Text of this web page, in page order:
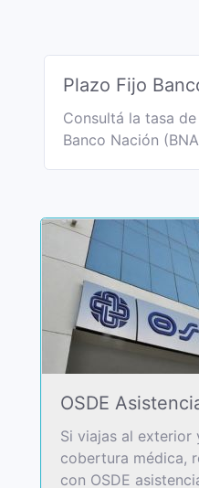
Plazo Fijo
Consultá la tasa
Banco Nación
OSDE
Si viajas al exterior
cobertura médica,
con OSDE